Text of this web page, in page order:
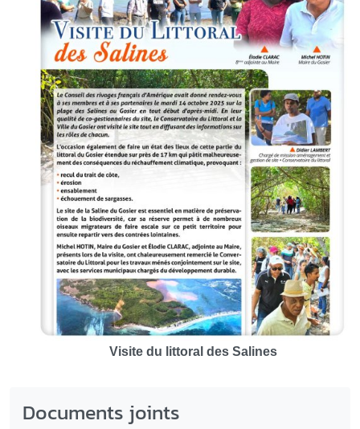
Visite du littoral des Salines
Documents joints